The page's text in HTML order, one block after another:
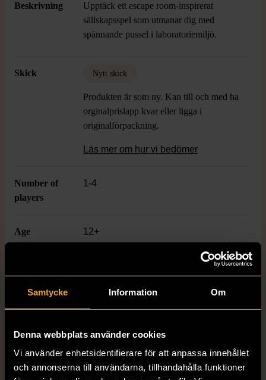
Samtycke Information Om
Denna webbplats använder cookies
Vi använder enhetsidentifierare för att anpassa innehållet
och annonserna till användarna, tillhandahålla funktioner
Beskrivning
Upptäck ett escape room-inspirerat
sällskapsspel som utmanar dig med
spännande pussel i laboratoriemiljö.
Skick Nytt skick
Produkten är som ny. Kan till och med ha
orginalprislapp kvar eller ligga i
originalförpackning.
Läs mer om hur vi bedömer
Number of
players
1-4
Age 12+
Fri frakt på alla köp över 990 kr.
14 dagars ångerrät.